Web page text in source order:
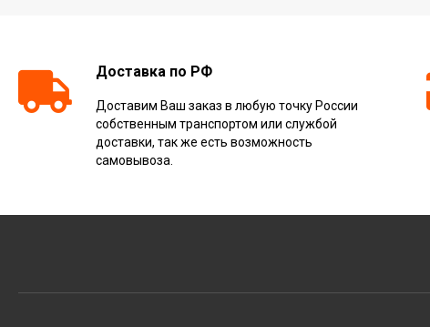
Доставка по РФ
Доставим Ваш заказ в любую точку России
собственным транспортом или службой
доставки, так же есть возможность
самовывоза.